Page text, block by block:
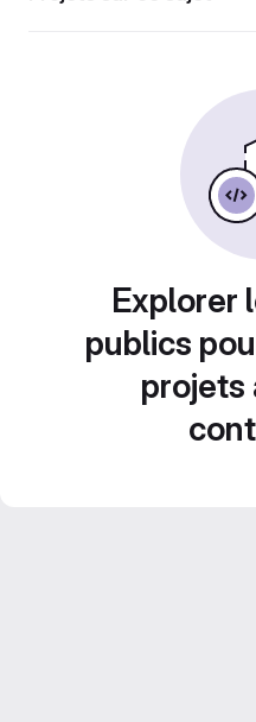
Explorer
publics
projets